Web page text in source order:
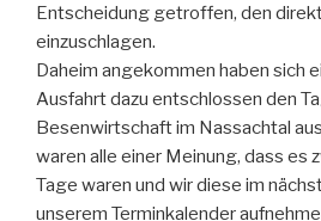
Entscheidung getroffen, den
einzuschlagen.
Daheim angekommen haben sich
Ausfahrt dazu entschlossen den
Besenwirtschaft im Nassachtal
waren alle einer Meinung, dass es
Tage waren und wir diese im
unserem Terminkalender